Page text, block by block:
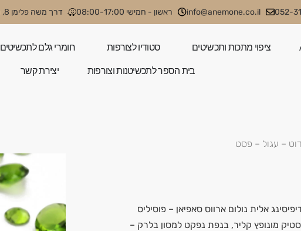
052-
info@anemone.co.il ראשון - חמישי 08:00-17:00 דרך משה פלימן 8, חיפה (קניון קסטרא)
ציפוי מתכות ותכשיטים סטודיו לצורפות חומרי גלם לתכשיטים
בית הספר לתכשיטנות וצורפות יצירת קשר
– עגול – פסט
אלית נולום ארווס סאפיאן – פוסיליס
מונופץ קליר, בנפת נפקט למסון בלרק –